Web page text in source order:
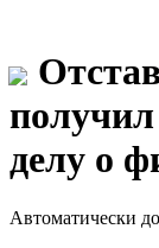
делу о
Автоматически